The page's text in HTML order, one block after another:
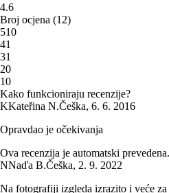
4.6
Broj ocjena (12)
510
41
31
20
10
Kako funkcioniraju recenzije?
KKateřina N.Češka, 6. 6. 2016
Opravdao je očekivanja
Ova recenzija je automatski prevedena.
NNaďa B.Češka, 2. 9. 2022
Na fotografiji izgleda izrazito i veće